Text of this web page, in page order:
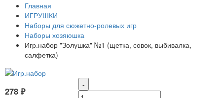
Главная
ИГРУШКИ
Наборы для сюжетно-ролевых игр
Наборы хозяюшка
Игр.набор "Золушка" №1 (щетка, совок, выбивалка,
салфетка)
278 ₽
-